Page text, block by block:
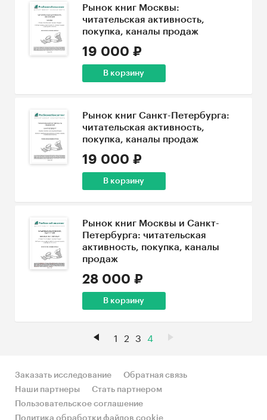
Рынок книг Москвы:
читательская активность,
покупка, каналы продаж
19 000 ₽
В корзину
Рынок книг Санкт-Петербурга:
читательская активность,
покупка, каналы продаж
19 000 ₽
В корзину
Рынок книг Москвы и Санкт-
Петербурга: читательская
активность, покупка, каналы
продаж
28 000 ₽
В корзину
1 2 3 4
Заказать исследование
Обратная связь
Наши партнеры
Стать партнером
Пользовательское соглашение
Политика обработки файлов cookie